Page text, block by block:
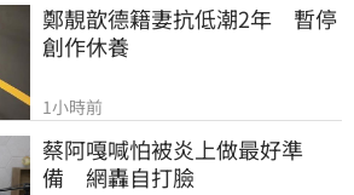
鄭靚歆德籍妻抗低潮2年　暫停
創作休養
1小時前
蔡阿嘎喊怕被炎上做最好準
備　網轟自打臉